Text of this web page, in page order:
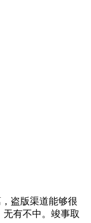
盗版渠道能够很
有不中。竣事取